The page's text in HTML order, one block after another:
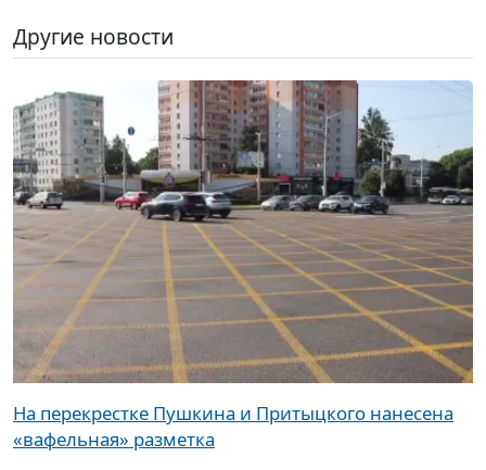
Другие новости
На перекрестке Пушкина и Притыцкого нанесена
«вафельная» разметка